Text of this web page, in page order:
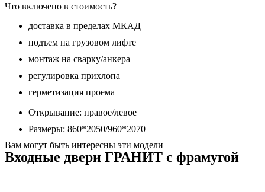
Что включено в стоимость?
доставка в пределах МКАД
подъем на грузовом лифте
монтаж на сварку/анкера
регулировка прихлопа
герметизация проема
Открывание: правое/левое
Размеры: 860*2050/960*2070
Вам могут быть интересны эти модели
Входные двери ГРАНИТ с фрамугой